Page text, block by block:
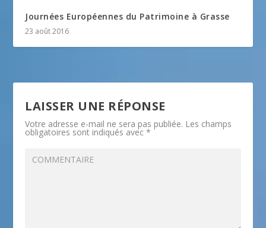
Journées Européennes du Patrimoine à Grasse
23 août 2016
LAISSER UNE RÉPONSE
Votre adresse e-mail ne sera pas publiée. Les champs
obligatoires sont indiqués avec*